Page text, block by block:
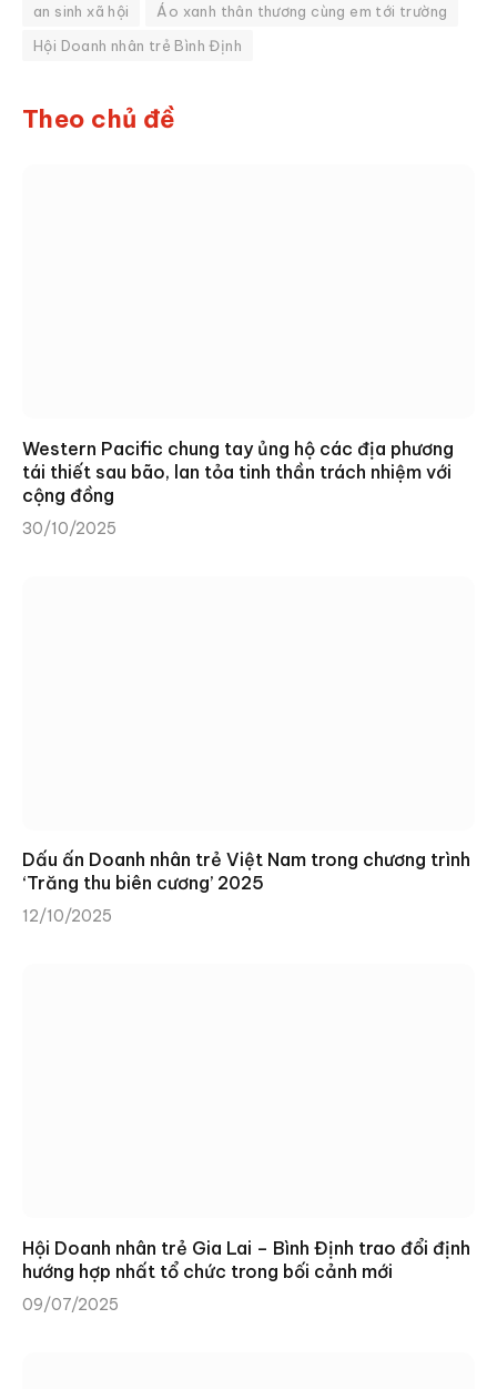
an sinh xã hội
Áo xanh thân thương cùng em tới trường
Hội Doanh nhân trẻ Bình Định
Theo chủ đề
Western Pacific chung tay ủng hộ các địa phương
tái thiết sau bão, lan tỏa tinh thần trách nhiệm với
cộng đồng
30/10/2025
Dấu ấn Doanh nhân trẻ Việt Nam trong chương trình
‘Trăng thu biên cương’ 2025
12/10/2025
Hội Doanh nhân trẻ Gia Lai – Bình Định trao đổi định
hướng hợp nhất tổ chức trong bối cảnh mới
09/07/2025